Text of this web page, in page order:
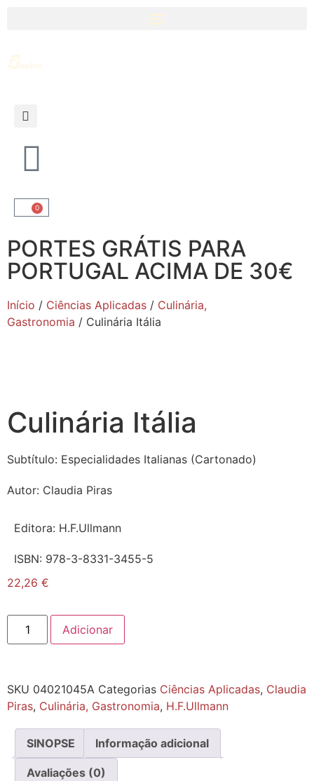
0
PORTES GRÁTIS PARA
PORTUGAL ACIMA DE 30€
Início / Ciências Aplicadas / Culinária,
Gastronomia / Culinária Itália
Culinária Itália
Subtítulo: Especialidades Italianas (Cartonado)
Autor: Claudia Piras
Editora: H.F.Ullmann
ISBN: 978-3-8331-3455-5
22,26 €
Adicionar
SKU 04021045A Categorias Ciências Aplicadas, Claudia
Piras, Culinária, Gastronomia, H.F.Ullmann
SINOPSE Informação adicional
Avaliações (0)